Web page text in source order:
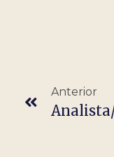
Anterior